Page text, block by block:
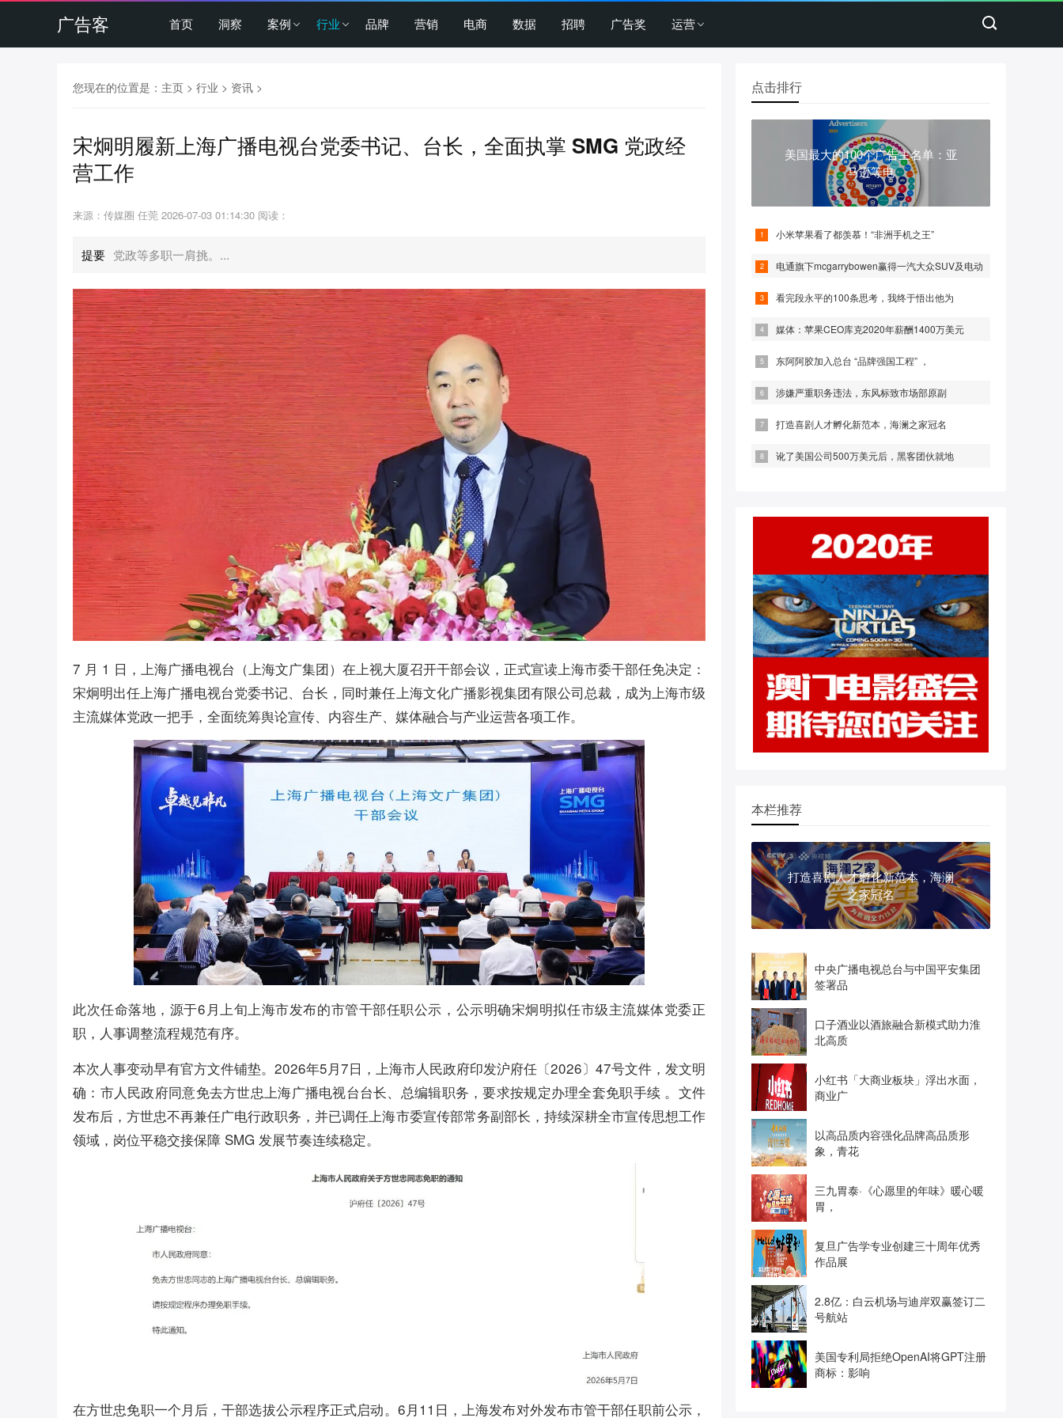
广告客 首页 洞察 案例 行业 品牌 营销 电商 数据 招聘 广告奖 运营
您现在的位置是： 主页 > 行业 > 资讯 >
宋炯明履新上海广播电视台党委书记、台长，全面执掌 SMG 党政经
营工作
来源：传媒圈 任莞 2026-07-03 01:14:30 阅读：
提要 党政等多职一肩挑。...
7 月 1 日，上海广播电视台（上海文广集团）在上视大厦召开干部会议，正式宣读上海市委干部任免决定：
宋炯明出任上海广播电视台党委书记、台长，同时兼任上海文化广播影视集团有限公司总裁，成为上海市级
主流媒体党政一把手，全面统筹舆论宣传、内容生产、媒体融合与产业运营各项工作。
此次任命落地，源于6月上旬上海市发布的市管干部任职公示，公示明确宋炯明拟任市级主流媒体党委正
职，人事调整流程规范有序。
本次人事变动早有官方文件铺垫。2026年5月7日，上海市人民政府印发沪府任〔2026〕47号文件，发文明
确：市人民政府同意免去方世忠上海广播电视台台长、总编辑职务，要求按规定办理全套免职手续 。文件
发布后，方世忠不再兼任广电行政职务，并已调任上海市委宣传部常务副部长，持续深耕全市宣传思想工作
领域，岗位平稳交接保障 SMG 发展节奏连续稳定。
在方世忠免职一个月后，干部选拔公示程序正式启动。6月11日，上海发布对外发布市管干部任职前公示，
点击排行
美国最大的100个广告主名单：亚
马逊等电
小米苹果看了都羡慕！“非洲手机之王”
电通旗下mcgarrybowen赢得一汽大众SUV及电动
看完段永平的100条思考，我终于悟出他为
媒体：苹果CEO库克2020年薪酬1400万美元
东阿阿胶加入总台 “品牌强国工程” ，
涉嫌严重职务违法，东风标致市场部原副
打造喜剧人才孵化新范本，海澜之家冠名
讹了美国公司500万美元后，黑客团伙就地
本栏推荐
打造喜剧人才孵化新范本，海澜
之家冠名
中央广播电视总台与中国平安集团
签署品
口子酒业以酒旅融合新模式助力淮
北高质
小红书「大商业板块」浮出水面，
商业广
以高品质内容强化品牌高品质形
象，青花
三九胃泰·《心愿里的年味》暖心暖
胃，
复旦广告学专业创建三十周年优秀
作品展
2.8亿：白云机场与迪岸双赢签订二
号航站
美国专利局拒绝OpenAI将GPT注册
商标：影响